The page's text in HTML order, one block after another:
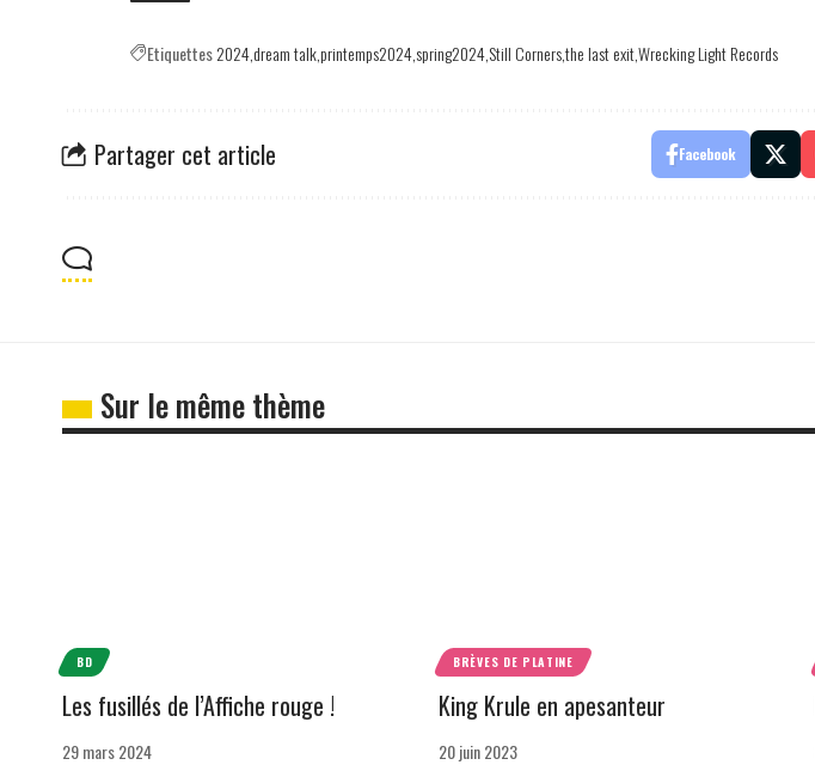
Etiquettes2024dream talkprintemps2024spring2024Still Cornersthe last exitWrecking Light Records
Partager cet article Facebook
Sur le même thème
BD
Les fusillés de l’Affiche rouge !
29 mars 2024
BRÈVES DE PLATINE
King Krule en apesanteur
20 juin 2023